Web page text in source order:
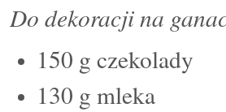
Do dekoracji na
150 g czekolady
130 g mleka